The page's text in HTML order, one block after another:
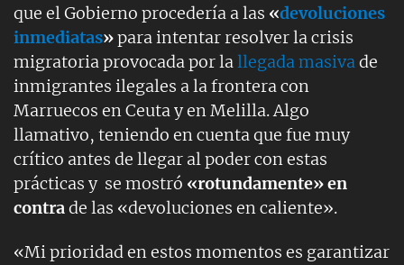
que el Gobierno procedería a las «devoluciones
inmediatas»para intentar resolver la crisis
migratoria provocada por lallegada masivade
inmigrantes ilegales a la frontera con
Marruecos en Ceuta y en Melilla. Algo
llamativo, teniendo en cuenta que fue muy
crítico antes de llegar al poder con estas
prácticas y se mostró «rotundamente» en
contrade las «devoluciones en caliente».
«Mi prioridad en estos momentos es garantizar